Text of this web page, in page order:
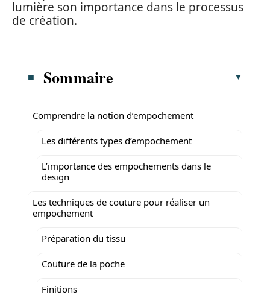
lumière son importance dans le processus
de création.
Sommaire
Comprendre la notion d’empochement
Les différents types d’empochement
L’importance des empochements dans le
design
Les techniques de couture pour réaliser un
empochement
Préparation du tissu
Couture de la poche
Finitions